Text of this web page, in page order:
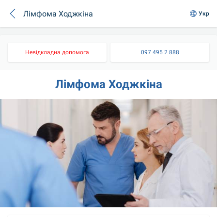
Лімфома Ходжкіна Укр
Невідкладна допомога 097 495 2 888
Лімфома Ходжкіна